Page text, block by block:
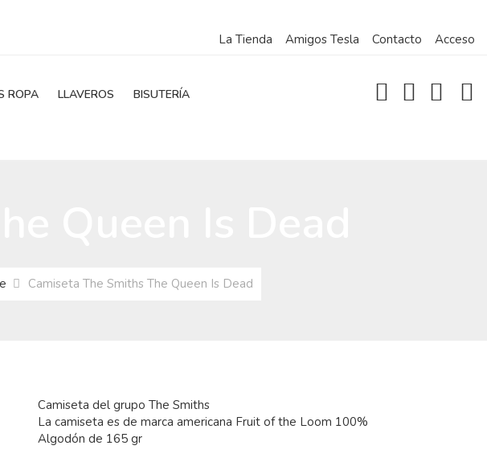
La Tienda
Amigos Tesla Contacto Acceso
ROPA LLAVEROS
BISUTERÍA
Camiseta The Smiths The Queen Is Dead
Camiseta del grupo The Smiths
La camiseta es de marca americana Fruit of the Loom 100%
Algodón de 165 gr